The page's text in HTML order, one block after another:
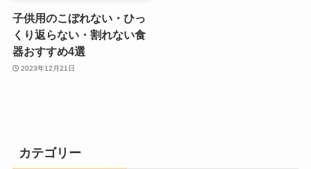
子供用のこぼれない・ひっ
くり返らない・割れない食
器おすすめ4選
2023年12月21日
カテゴリー